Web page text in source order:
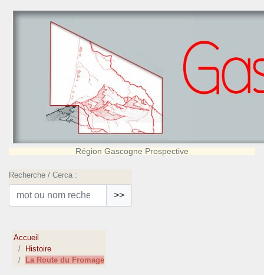
Région Gascogne Prospective
Recherche / Cerca :
>>
Accueil
Histoire
La Route du Fromage